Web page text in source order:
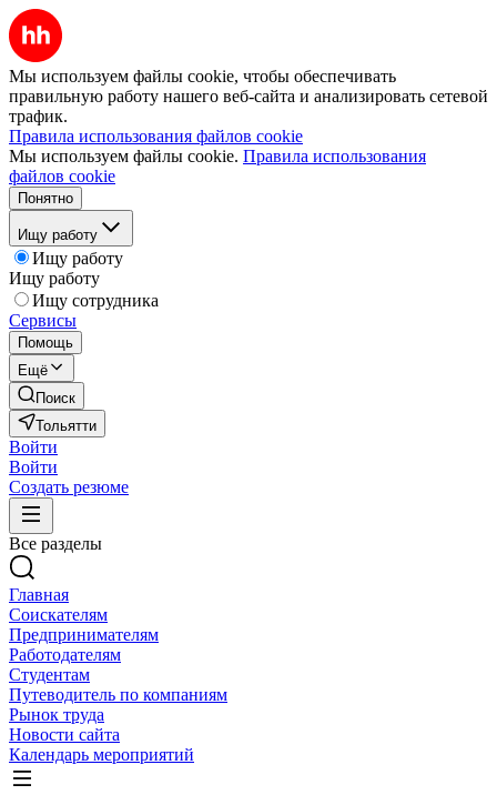
Мы используем файлы cookie, чтобы обеспечивать
правильную работу нашего веб-сайта и анализировать сетевой
трафик.
Правила использования файлов cookie
Мы используем файлы cookie. Правила использования
файлов cookie
Понятно
Ищу работу
Ищу работу
Ищу работу
Ищу сотрудника
Сервисы
Помощь
Ещё
Поиск
Тольятти
Войти
Войти
Создать резюме
Все разделы
Главная
Соискателям
Предпринимателям
Работодателям
Студентам
Путеводитель по компаниям
Рынок труда
Новости сайта
Календарь мероприятий